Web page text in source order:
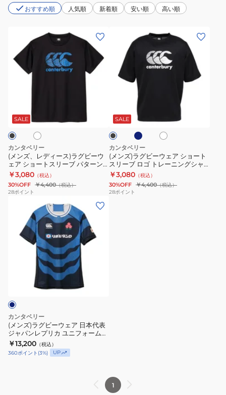
おすすめ順 人気順 新着順 安い順 高い順
ズ、
ス)
ラ
グ
ビ
ー
ウ
ェ
ブ
パ
タ
ー
ン
SALE
カンタベリー
(メンズ、レディース)ラグビーウ
ェア ショートスリーブ パターン
カンタベリートレーニングTシャ
ツ RGM32606
￥3,080 （税込）
30%OFF ￥4,400（税込）
28ポイント
ウ
ェ
ア
シ
ョ
ー
ト
RGM32619
SALE
ッ
イ
ビ イ
カンタベリー
(メンズ)ラグビーウェア ショート
スリーブ ロゴ トレーニングシャ
ツ RGM32619
￥3,080 （税込）
30%OFF ￥4,400（税込）
28ポイント
ェ
ア
日
本
代
カンタベリー
(メンズ)ラグビーウェア 日本代表
ジャパンレプリカ ユニフォーム
オルタネイトジャージー
RG325789 29
￥13,200 （税込）
360ポイント (3%) UP
1